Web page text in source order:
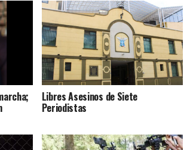
Libres Asesinos de Siete
Periodistas